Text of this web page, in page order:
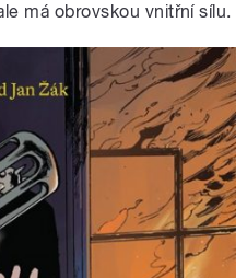
má obrovskou vnitřní sílu.